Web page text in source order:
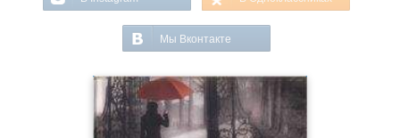
Мы Вконтакте